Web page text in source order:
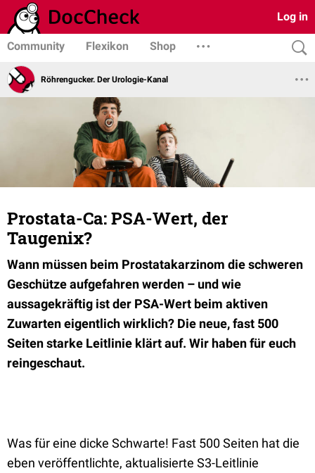
Log in
Community Flexikon Shop
Röhrengucker. Der Urologie-Kanal
Prostata-Ca: PSA-Wert, der
Taugenix?
Wann müssen beim Prostatakarzinom die schweren
Geschütze aufgefahren werden – und wie
aussagekräftig ist der PSA-Wert beim aktiven
Zuwarten eigentlich wirklich? Die neue, fast 500
Seiten starke Leitlinie klärt auf. Wir haben für euch
reingeschaut.
Was für eine dicke Schwarte! Fast 500 Seiten hat die
eben veröffentlichte, aktualisierte S3-Leitlinie